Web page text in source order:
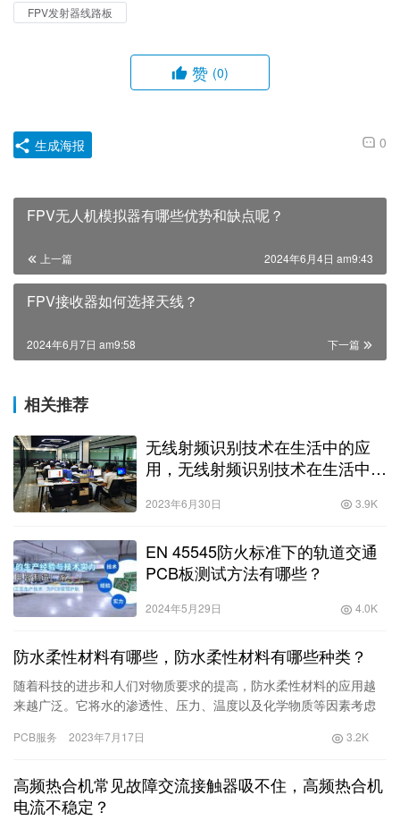
FPV发射器线路板
赞 (0)
0
生成海报
FPV无人机模拟器有哪些优势和缺点呢？
上一篇 2024年6月4日 am9:43
FPV接收器如何选择天线？
下一篇
2024年6月7日 am9:58
相关推荐
无线射频识别技术在生活中的应
用，无线射频识别技术在生活中的
2023年6月30日 3.9K
EN 45545防火标准下的轨道交通
PCB板测试方法有哪些？
2024年5月29日 4.0K
防水柔性材料有哪些，防水柔性材料有哪些种类？
随着科技的进步和人们对物质要求的提高，防水柔性材料的应用越
来越广泛。它将水的渗透性、压力、温度以及化学物质等因素考虑
丁基橡胶防水膜丁基橡胶
PCB服务 2023年7月17日 3.2K
高频热合机常见故障交流接触器吸不住，高频热合机
电流不稳定？